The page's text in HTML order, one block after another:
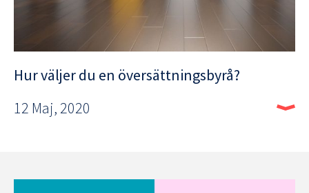
Hur väljer du en översättningsbyrå?
12 Maj, 2020